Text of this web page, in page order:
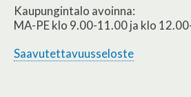
Kaupungintalo avoinna:
MA-PE klo 9.00-11.00 ja klo
Saavutettavuusseloste